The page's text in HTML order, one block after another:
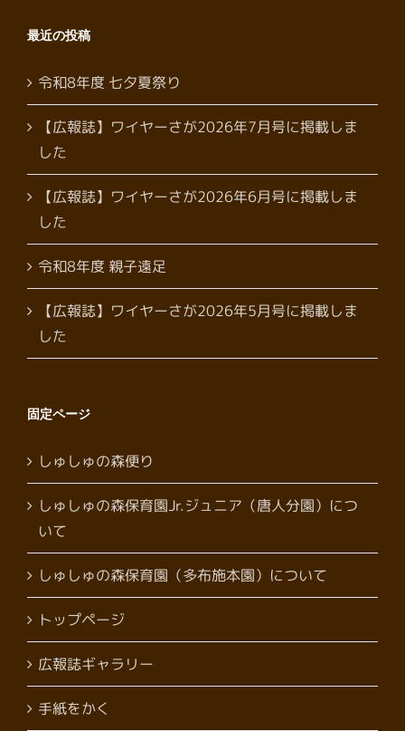
最近の投稿
令和8年度 七夕夏祭り
【広報誌】ワイヤーさが2026年7月号に掲載しま
した
【広報誌】ワイヤーさが2026年6月号に掲載しま
した
令和8年度 親子遠足
【広報誌】ワイヤーさが2026年5月号に掲載しま
した
固定ページ
しゅしゅの森便り
しゅしゅの森保育園Jr.ジュニア（唐人分園）につ
いて
しゅしゅの森保育園（多布施本園）について
トップページ
広報誌ギャラリー
手紙をかく